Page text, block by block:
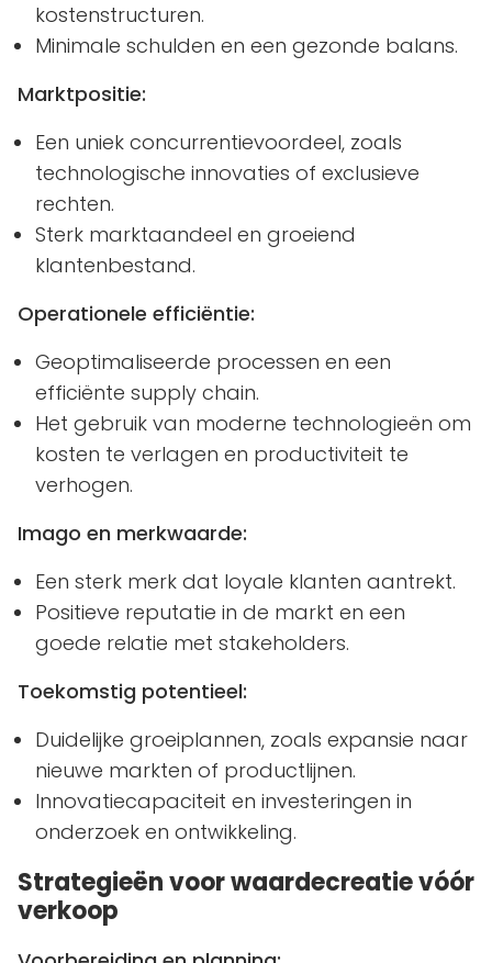
kostenstructuren.
Minimale schulden en een gezonde balans.
Marktpositie:
Een uniek concurrentievoordeel, zoals
technologische innovaties of exclusieve
rechten.
Sterk marktaandeel en groeiend
klantenbestand.
Operationele efficiëntie:
Geoptimaliseerde processen en een
efficiënte supply chain.
Het gebruik van moderne technologieën om
kosten te verlagen en productiviteit te
verhogen.
Imago en merkwaarde:
Een sterk merk dat loyale klanten aantrekt.
Positieve reputatie in de markt en een
goede relatie met stakeholders.
Toekomstig potentieel:
Duidelijke groeiplannen, zoals expansie naar
nieuwe markten of productlijnen.
Innovatiecapaciteit en investeringen in
onderzoek en ontwikkeling.
Strategieën voor waardecreatie vóór
verkoop